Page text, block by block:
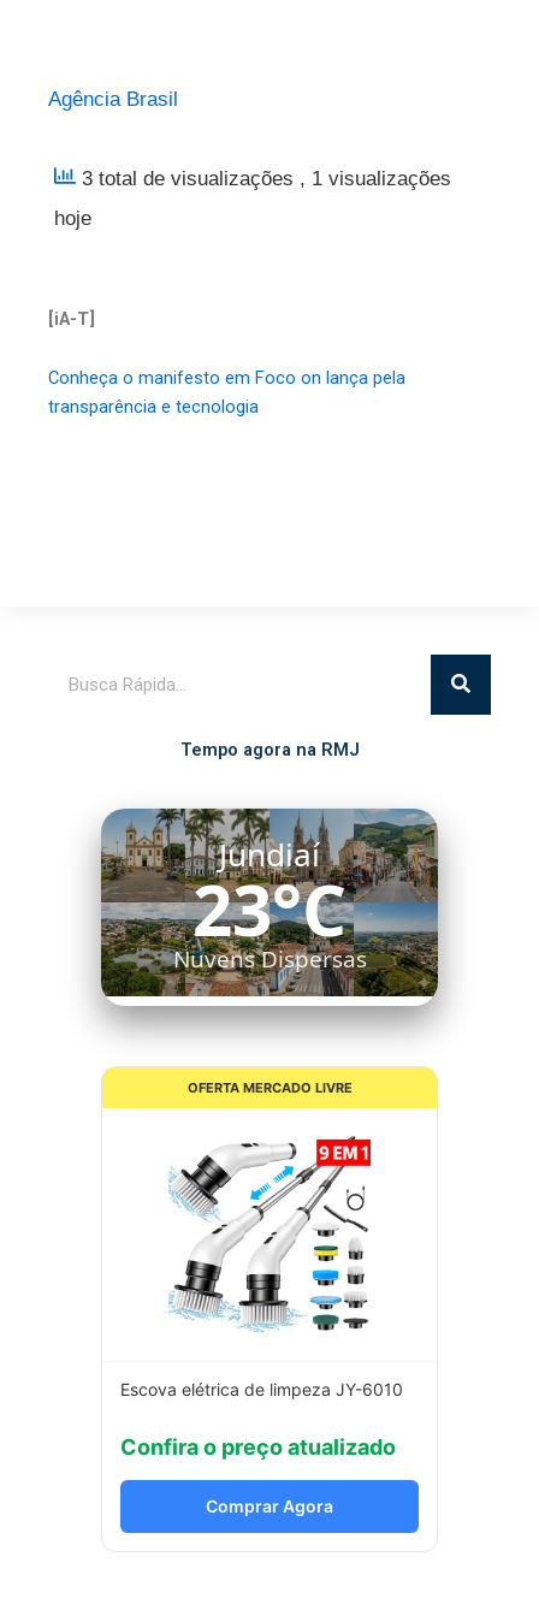
Agência Brasil
3 total de visualizações , 1 visualizações
hoje
[iA-T]
Conheça o manifesto em Foco on lança pela
transparência e tecnologia
Tempo agora na RMJ
Jundiaí
23°C
Nuvens Dispersas
OFERTA MERCADO LIVRE
Escova elétrica de limpeza JY-6010
Confira o preço atualizado
Comprar Agora